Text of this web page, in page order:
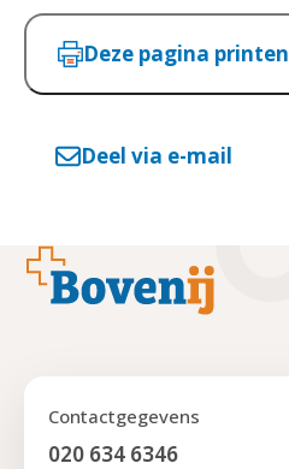
Deze pagina printen
Deel via e-mail
Footer
Contactgegevens
020 634 6346